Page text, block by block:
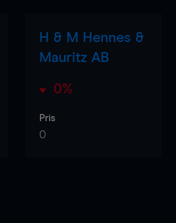
H & M Hennes &
Mauritz AB
0%
Pris
0